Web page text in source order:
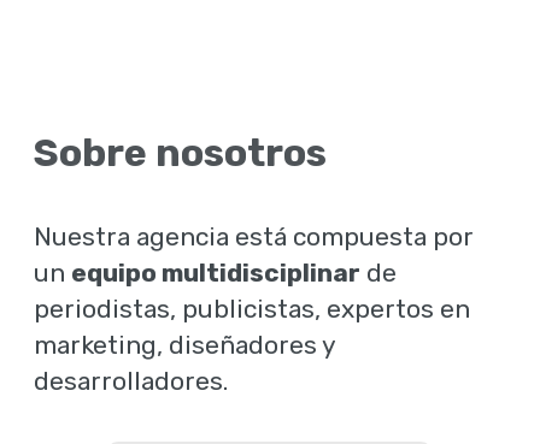
Sobre nosotros
Nuestra agencia está compuesta por
un equipo multidisciplinar de
periodistas, publicistas, expertos en
marketing, diseñadores y
desarrolladores.